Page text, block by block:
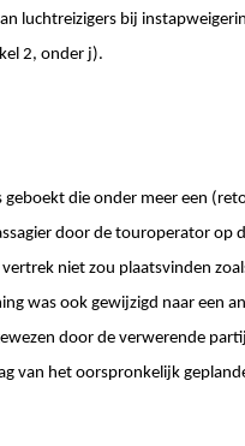
luchtreizigers bij
2, onder j).
die onder meer een
door de touroperator op
niet zou plaatsvinden
was ook gewijzigd naar een
door de verwerende
van het oorspronkelijk